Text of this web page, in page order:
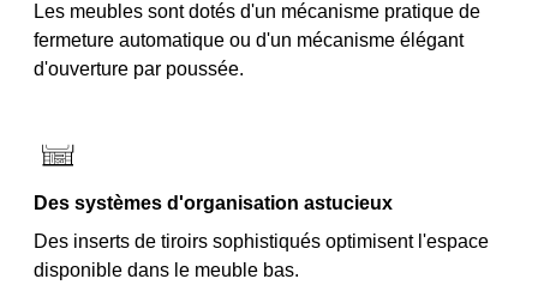
Les meubles sont dotés d'un mécanisme pratique de
fermeture automatique ou d'un mécanisme élégant
d'ouverture par poussée.
Des systèmes d'organisation astucieux
Des inserts de tiroirs sophistiqués optimisent l'espace
disponible dans le meuble bas.